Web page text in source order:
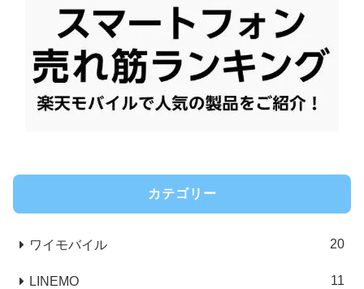
カテゴリー
ワイモバイル 20
LINEMO 11